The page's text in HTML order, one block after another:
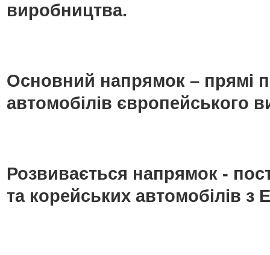
виробництва.
Основний напрямок – прямі
автомобілів європейського
Розвивається напрямок -
та корейських автомобілів з